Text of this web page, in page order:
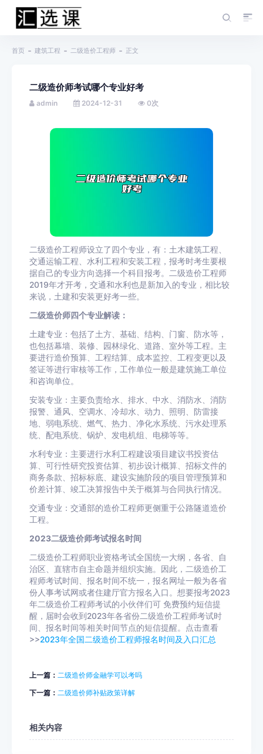
首页 建筑工程 二级造价工程师 正文
二级造价师考试哪个专业好考
admin 2024-12-31 0次
二级造价工程师设立了四个专业，有：土木建筑工程、
交通运输工程、水利工程和安装工程，报考时考生要根
据自己的专业方向选择一个科目报考。二级造价工程师
2019年才开考，交通和水利也是新加入的专业，相比较
来说，土建和安装更好考一些。
二级造价师四个专业解读：
土建专业：包括了土方、基础、结构、门窗、防水等，
也包括幕墙、装修、园林绿化、道路、室外等工程。主
要进行造价预算、工程结算、成本监控、工程变更以及
签证等进行审核等工作，工作单位一般是建筑施工单位
和咨询单位。
安装专业：主要负责给水、排水、中水、消防水、消防
报警、通风、空调水、冷却水、动力、照明、防雷接
地、弱电系统、燃气、热力、净化水系统、污水处理系
统、配电系统、锅炉、发电机组、电梯等等。
水利专业：主要进行水利工程建设项目建议书投资估
算、可行性研究投资估算、初步设计概算、招标文件的
商务条款、招标标底、建设实施阶段的项目管理预算和
价差计算、竣工决算报告中关于概算与合同执行情况。
交通专业：交通部的造价工程师更侧重于公路隧道造价
工程。
2023二级造价师考试报名时间
二级造价工程师职业资格考试全国统一大纲，各省、自
治区、直辖市自主命题并组织实施。因此，二级造价工
程师考试时间、报名时间不统一，报名网址一般为各省
份人事考试网或者住建厅官方报名入口。想要报考2023
年二级造价工程师考试的小伙伴们可 免费预约短信提
醒 ，届时会收到2023年各省份二级造价工程师考试时
间、报名时间等相关时间节点的短信提醒。点击查看
>>2023年全国二级造价工程师报名时间及入口汇总
上一篇： 二级造价师金融学可以考吗
下一篇： 二级造价师补贴政策详解
相关内容